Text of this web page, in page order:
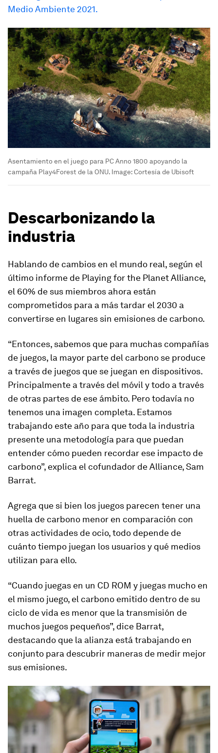
Medio Ambiente 2021.
Asentamiento en el juego para PC Anno 1800 apoyando la
campaña Play4Forest de la ONU. Image:Cortesía de Ubisoft
Descarbonizando la
industria
Hablando de cambios en el mundo real, según el
último informe de Playing for the Planet Alliance,
el 60% de sus miembros ahora están
comprometidos para a más tardar el 2030 a
convertirse en lugares sin emisiones de carbono.
“Entonces, sabemos que para muchas compañías
de juegos, la mayor parte del carbono se produce
a través de juegos que se juegan en dispositivos.
Principalmente a través del móvil y todo a través
de otras partes de ese ámbito. Pero todavía no
tenemos una imagen completa. Estamos
trabajando este año para que toda la industria
presente una metodología para que puedan
entender cómo pueden recordar ese impacto de
carbono”, explica el cofundador de Alliance, Sam
Barrat.
Agrega que si bien los juegos parecen tener una
huella de carbono menor en comparación con
otras actividades de ocio,todo depende de
cuánto tiempo juegan los usuarios y qué medios
utilizan para ello.
“Cuando juegas en un CD ROM y juegas mucho en
el mismo juego, el carbono emitido dentro de su
ciclo de vida es menor que la transmisión de
muchos juegos pequeños”, dice Barrat,
destacando que la alianza está trabajando en
conjunto para descubrir maneras de medir mejor
sus emisiones.